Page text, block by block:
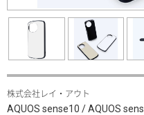
株式会社レイ・アウト
AQUOS sense10 / AQUOS